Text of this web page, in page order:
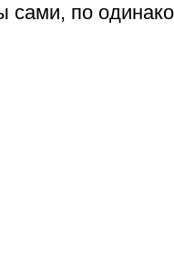
сами, по